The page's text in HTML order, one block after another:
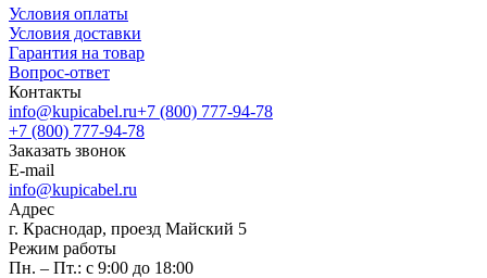
Условия оплаты
Условия доставки
Гарантия на товар
Вопрос-ответ
Контакты
info@kupicabel.ru+7 (800) 777-94-78
+7 (800) 777-94-78
Заказать звонок
E-mail
info@kupicabel.ru
Адрес
г. Краснодар, проезд Майский 5
Режим работы
Пн. – Пт.: с 9:00 до 18:00